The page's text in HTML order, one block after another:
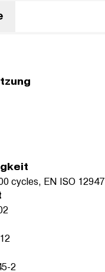
cycles, EN ISO 12947
2